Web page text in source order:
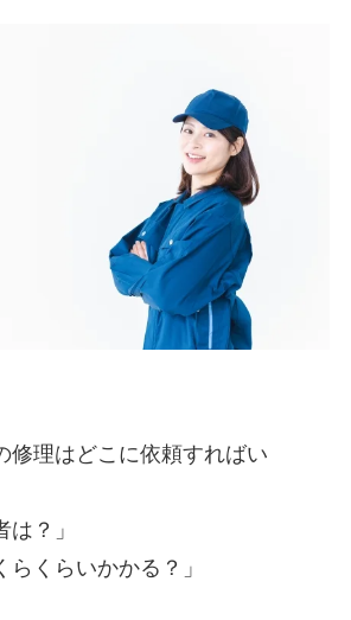
修理はどこに依頼すればい
は？」
らくらいかかる？」